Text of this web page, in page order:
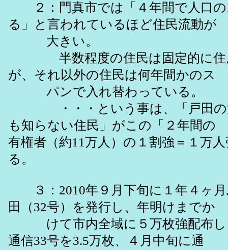
２：門真市では「４年間で人口の
る」と言われているほど住民流動が
大きい。
半数程度の住民は固定的に住
が、それ以外の住民は何年間かのス
パンで入れ替わっている。
・・・という事は、「戸田の
も知らない住民」がこの「２年
有権者（約11万人）の１割強＝１万
る。
３：2010年９月下旬に１年４ヶ月
田（32号）を発行し、年明けまでか
けて市内全域に５万枚強配布し
通信33号を3.5万枚、４月中旬に通